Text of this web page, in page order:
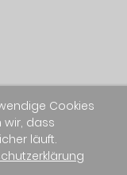
Cookies
wir, dass
läuft.